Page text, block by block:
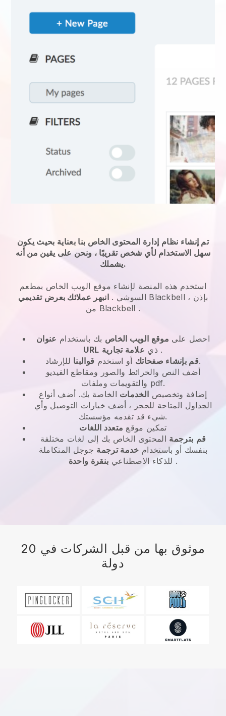
تم إنشاء نظام إدارة المحتوى الخاص بنا بعناية بحيث يكون
سهل الاستخدام لأي شخص تقريبًا ، ونحن على يقين من أنه
يشملك.
استخدم هذه المنصة لإنشاء موقع الويب الخاص بمطعم
السوشي . انبهر عملائك بعرض تقديمي Blackbell ، بإذن
Blackbell .
احصل على موقع الويب الخاص بك باستخدام عنوان
URL
ذي علامة تجارية
.
قم بإنشاء صفحاتك أو استخدم قوالبنا
للإرشاد.
أضف النص والخرائط والصور ومقاطع الفيديو
والتقويمات وملفات pdf.
إضافة وتخصيص الخدمات الخاصة بك. أضف أنواع
الجداول المتاحة للحجز ، أضف خيارات التوصيل وأي
شيء قد تقدمه مؤسستك.
تمكين موقع متعدد اللغات
قم بترجمة المحتوى الخاص بك إلى لغات مختلفة
بنفسك أو باستخدام خدمة ترجمة جوجل المتكاملة
للذكاء الاصطناعي بنقرة واحدة .
موثوق بها من قبل الشركات في 20
دولة